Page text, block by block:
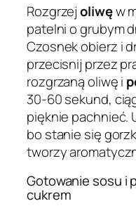
Rozgrzejoliwęw
patelni o grubym
Czosnek obierz i
przecisnij przez
rozgrzaną oliwę i
30-60 sekund,
pięknie pachnieć.
bo stanie się
tworzy
Gotowanie sosu i
cukrem